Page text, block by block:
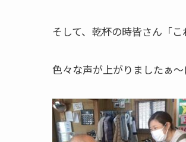
そして、乾杯の時皆さん「
色々な声が上がりましたぁ